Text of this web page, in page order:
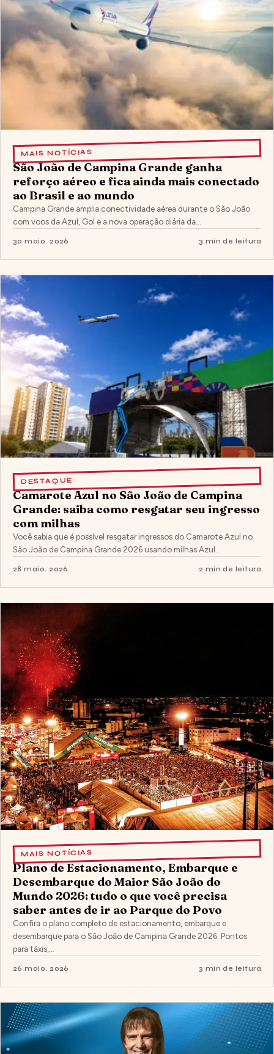
MAIS NOTÍCIAS
São João de Campina Grande ganha
reforço aéreo e fica ainda mais conectado
ao Brasil e ao mundo
Campina Grande amplia conectividade aérea durante o São João
com voos da Azul, Gol e a nova operação diária da…
30 maio. 2026 3 min de leitura
DESTAQUE
Camarote Azul no São João de Campina
Grande: saiba como resgatar seu ingresso
com milhas
Você sabia que é possível resgatar ingressos do Camarote Azul no
São João de Campina Grande 2026 usando milhas Azul…
28 maio. 2026 2 min de leitura
MAIS NOTÍCIAS
Plano de Estacionamento, Embarque e
Desembarque do Maior São João do
Mundo 2026: tudo o que você precisa
saber antes de ir ao Parque do Povo
Confira o plano completo de estacionamento, embarque e
desembarque para o São João de Campina Grande 2026. Pontos
para táxis,…
26 maio. 2026 3 min de leitura